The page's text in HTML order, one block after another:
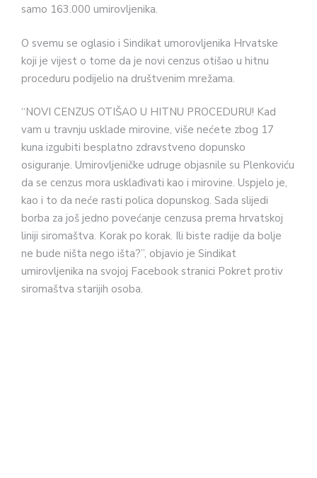
samo 163.000 umirovljenika.
O svemu se oglasio i Sindikat umorovljenika Hrvatske
koji je vijest o tome da je novi cenzus otišao u hitnu
proceduru podijelio na društvenim mrežama.
“NOVI CENZUS OTIŠAO U HITNU PROCEDURU! Kad
vam u travnju usklade mirovine, više nećete zbog 17
kuna izgubiti besplatno zdravstveno dopunsko
osiguranje. Umirovljeničke udruge objasnile su Plenkoviću
da se cenzus mora usklađivati kao i mirovine. Uspjelo je,
kao i to da neće rasti polica dopunskog. Sada slijedi
borba za još jedno povećanje cenzusa prema hrvatskoj
liniji siromaštva. Korak po korak. Ili biste radije da bolje
ne bude ništa nego išta?”, objavio je Sindikat
umirovljenika na svojoj Facebook stranici Pokret protiv
siromaštva starijih osoba.